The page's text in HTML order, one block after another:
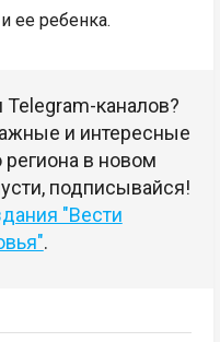
ее ребенка.
каналов?
и интересные
в новом
подписывайся!
"Вести
.